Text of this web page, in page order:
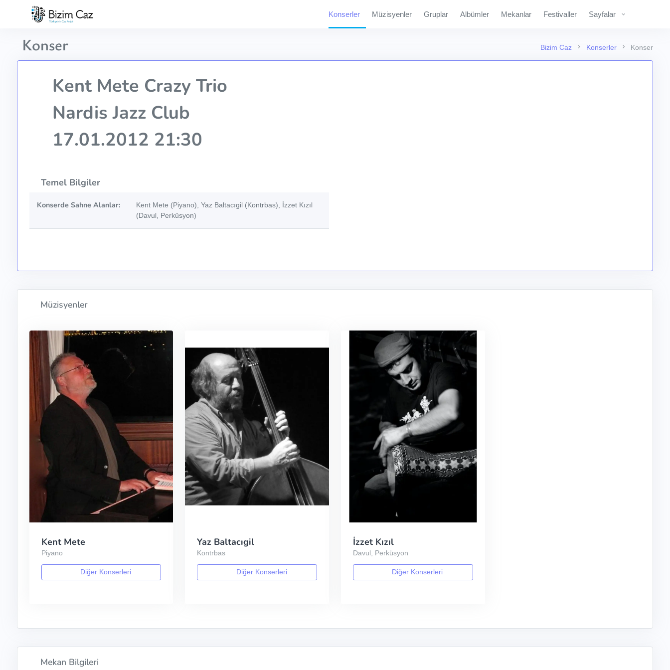
Konserler Müzisyenler Gruplar Albümler Mekanlar Festivaller Sayfalar
Bizim Caz Konserler Konser
Konser
Kent Mete Crazy Trio
Nardis Jazz Club
17.01.2012 21:30
Temel Bilgiler
Konserde Sahne Alanlar:
Kent Mete (Piyano), Yaz Baltacıgil (Kontrbas), İzzet Kızıl
(Davul, Perküsyon)
Müzisyenler
Kent Mete
Piyano
Diğer Konserleri
Yaz Baltacıgil
Kontrbas
Diğer Konserleri
İzzet Kızıl
Davul, Perküsyon
Diğer Konserleri
Mekan Bilgileri